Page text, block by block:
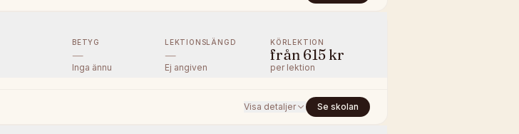
BETYG
—
Inga ännu
LEKTIONSLÄNGD
—
Ej angiven
KÖRLEKTION
från 615 kr
per lektion
Visa detaljer Se skolan